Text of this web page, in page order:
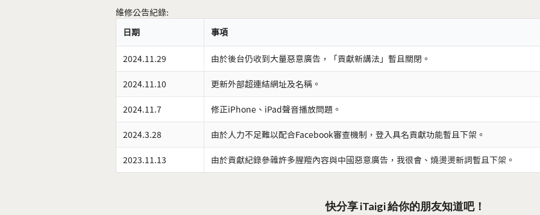
維修公告紀錄:
日期
事項
2024.11.29 由於後台仍收到大量惡意廣告，「貢獻新講法」暫且關閉。
2024.11.10 更新外部超連結網址及名稱。
2024.11.7 修正iPhone、iPad聲音播放問題。
2024.3.28 由於人力不足難以配合Facebook審查機制，登入具名貢獻功能暫且下架。
2023.11.13 由於貢獻紀錄參雜許多腥羶內容與中國惡意廣告，我很會、燒燙燙新詞暫且下架。
快分享 iTaigi 給你的朋友知道吧！